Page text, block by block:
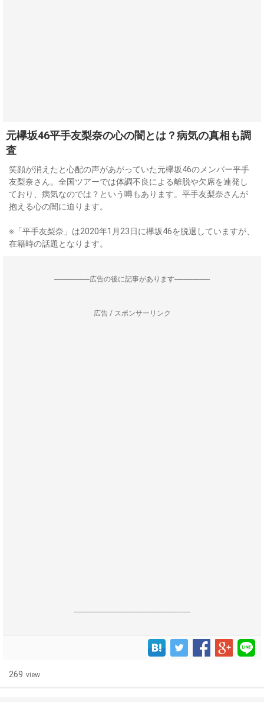
元欅坂46平手友梨奈の心の闇とは？病気の真相も調
査
笑顔が消えたと心配の声があがっていた元欅坂46のメンバー平手
友梨奈さん。全国ツアーでは体調不良による離脱や欠席を連発し
ており、病気なのでは？という噂もあります。平手友梨奈さんが
抱える心の闇に迫ります。
※「平手友梨奈」は2020年1月23日に欅坂46を脱退していますが、
在籍時の話題となります。
--------------------広告の後に記事があります--------------------
広告 / スポンサーリンク
------------------------------------------------------------------
269 view